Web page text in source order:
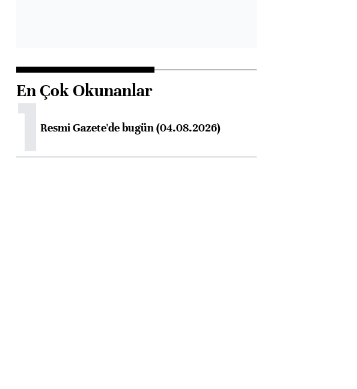
En Çok Okunanlar
1Resmi Gazete'de bugün (04.08.2026)